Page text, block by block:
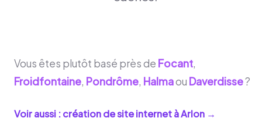
Vous êtes plutôt basé près de Focant,
Froidfontaine, Pondrôme, Halmaou Daverdisse?
Voir aussi : création de site internet àArlon →